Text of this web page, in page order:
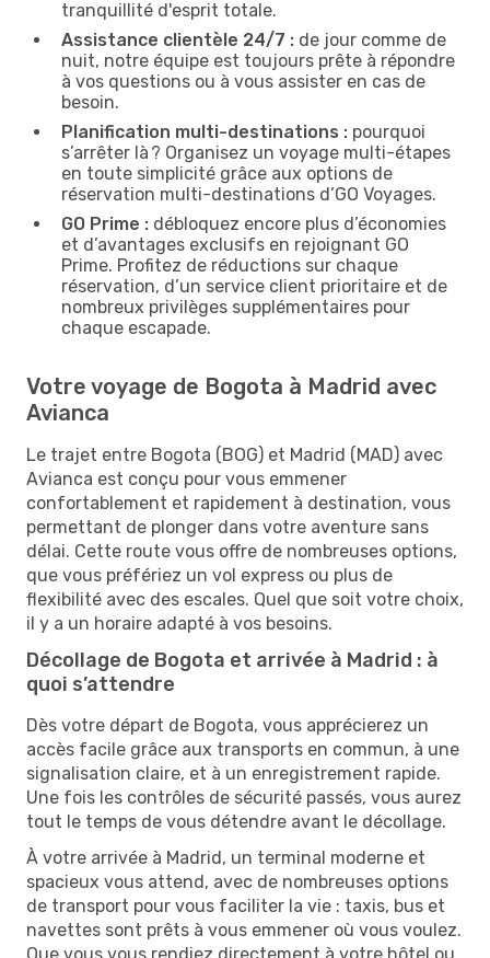
tranquillité d'esprit totale.
Assistance clientèle 24/7 : de jour comme de
nuit, notre équipe est toujours prête à répondre
à vos questions ou à vous assister en cas de
besoin.
Planification multi-destinations : pourquoi
s’arrêter là ? Organisez un voyage multi-étapes
en toute simplicité grâce aux options de
réservation multi-destinations d’GO Voyages.
GO Prime : débloquez encore plus d’économies
et d’avantages exclusifs en rejoignant GO
Prime. Profitez de réductions sur chaque
réservation, d’un service client prioritaire et de
nombreux privilèges supplémentaires pour
chaque escapade.
Votre voyage de Bogota à Madrid avec
Avianca
Le trajet entre Bogota (BOG) et Madrid (MAD) avec
Avianca est conçu pour vous emmener
confortablement et rapidement à destination, vous
permettant de plonger dans votre aventure sans
délai. Cette route vous offre de nombreuses options,
que vous préfériez un vol express ou plus de
flexibilité avec des escales. Quel que soit votre choix,
il y a un horaire adapté à vos besoins.
Décollage de Bogota et arrivée à Madrid : à
quoi s’attendre
Dès votre départ de Bogota, vous apprécierez un
accès facile grâce aux transports en commun, à une
signalisation claire, et à un enregistrement rapide.
Une fois les contrôles de sécurité passés, vous aurez
tout le temps de vous détendre avant le décollage.
À votre arrivée à Madrid, un terminal moderne et
spacieux vous attend, avec de nombreuses options
de transport pour vous faciliter la vie : taxis, bus et
navettes sont prêts à vous emmener où vous voulez.